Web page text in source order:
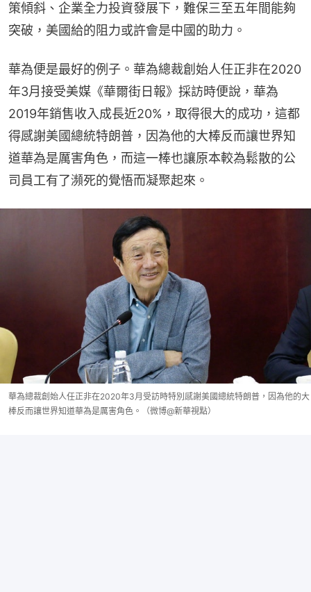
策傾斜、企業全力投資發展下，難保三至五年間能夠
突破，美國給的阻力或許會是中國的助力。
華為便是最好的例子。華為總裁創始人任正非在2020
年3月接受美媒《華爾街日報》採訪時便說，華為
2019年銷售收入成長近20%，取得很大的成功，這都
得感謝美國總統特朗普，因為他的大棒反而讓世界知
道華為是厲害角色，而這一棒也讓原本較為鬆散的公
司員工有了瀕死的覺悟而凝聚起來。
華為總裁創始人任正非在2020年3月受訪時特別感謝美國總統特朗普，因為他的大
棒反而讓世界知道華為是厲害角色。（微博@新華視點）